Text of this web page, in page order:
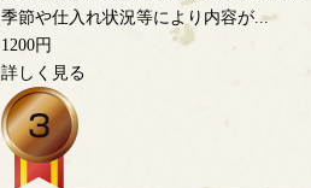
季節や仕入れ状況等により内容が...
1200円
詳しく見る